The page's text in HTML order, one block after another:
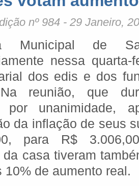
nº 984 - 29 Janeiro,
Municipal de
nessa
dos edis e dos
reunião, que
por unanimidade,
da inflação de seus
para R$
casa tiveram
10% de aumento real.